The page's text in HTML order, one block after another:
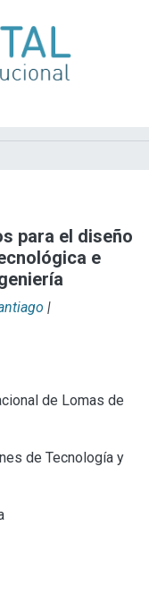
para el diseño
e
|
de Lomas de
de Tecnología y